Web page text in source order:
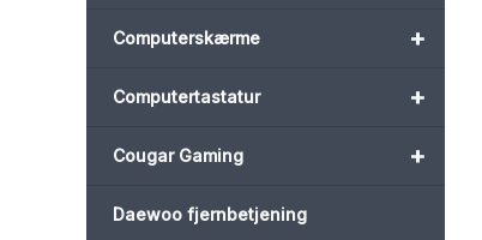
+
Computerskærme
+
Computertastatur
+
Cougar Gaming
Daewoo fjernbetjening